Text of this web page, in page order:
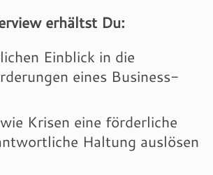
erhältst Du:
Einblick in die
eines Business-
Krisen eine förderliche
Haltung auslösen